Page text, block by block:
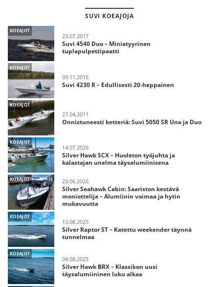
SUVI KOEAJOJA
KOEAJOT
23.07.2017
Suvi 4540 Duo – Miniatyyrinen
tuplapulpettipaatti
KOEAJOT
09.11.2015
Suvi 4230 R – Edullisesti 20-heppainen
KOEAJOT
27.04.2011
Onnistuneesti ketteriä: Suvi 5050 SR Uno ja Duo
KOEAJOT
14.07.2026
Silver Hawk SCX – Huoleton työjuhta ja
kalastajan unelma täysalumiinisena
KOEAJOT 23.06.2026
Silver Seahawk Cabin: Saariston kestävä
moniottelija – Alumiinin voimaa ja hytin
mukavuutta
KOEAJOT
13.08.2025
Silver Raptor ST – Katettu weekender täynnä
tunnelmaa
KOEAJOT
04.08.2025
Silver Hawk BRX – Klassikon uusi
täysalumiininen luku alkaa